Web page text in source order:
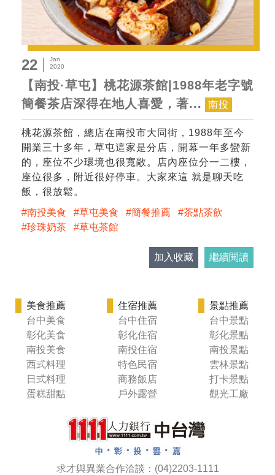
22
Jan
2020
【南投·草屯】桃花源茶館|1988年老字號
簡餐茶店深得在地人喜愛，著...
南投
桃花源茶館，總店在南投市大同街，1988年至今
開業三十多年，草屯這家是分店，開幕一年多蠻新
的，座位不少環境也很寬敞。店內座位分一二樓，
座位很多，附近很好停車。大家來這 就是聊天吃
飯，很放鬆。
南投美食
草屯美食 簡餐推薦
茶點茶飲
珍珠奶茶
草屯茶館
加入收藏 繼續閱讀
美食推薦
台中美食
彰化美食
南投美食
西式料理
日式料理
蛋糕甜點
住宿推薦
台中住宿
彰化住宿
南投住宿
特色民宿
商務飯店
戶外露營
景點推薦
台中景點
彰化景點
南投景點
雲林景點
打卡景點
觀光工廠
求才與異業合作洽談：(04)2203-1111